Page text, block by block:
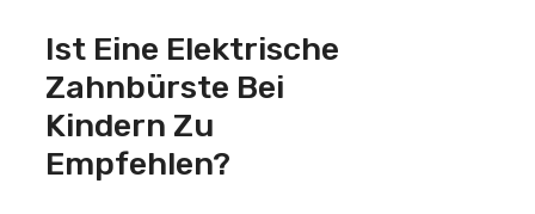
Ist Eine Elektrische
Zahnbürste Bei
Kindern Zu
Empfehlen?